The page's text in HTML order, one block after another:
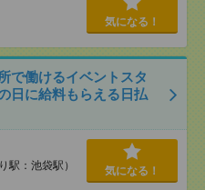
気になる！
で働けるイベントスタ
日に給料もらえる日払
駅：池袋駅） 気になる！